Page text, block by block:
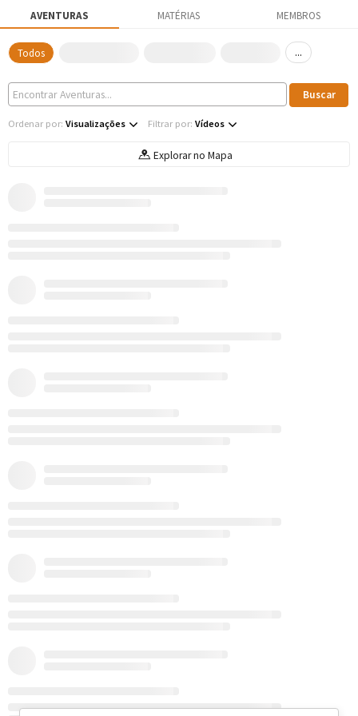
AVENTURAS MATÉRIAS MEMBROS
Todos ...
Ordenar por: Visualizações Filtrar por: Vídeos
Explorar no Mapa